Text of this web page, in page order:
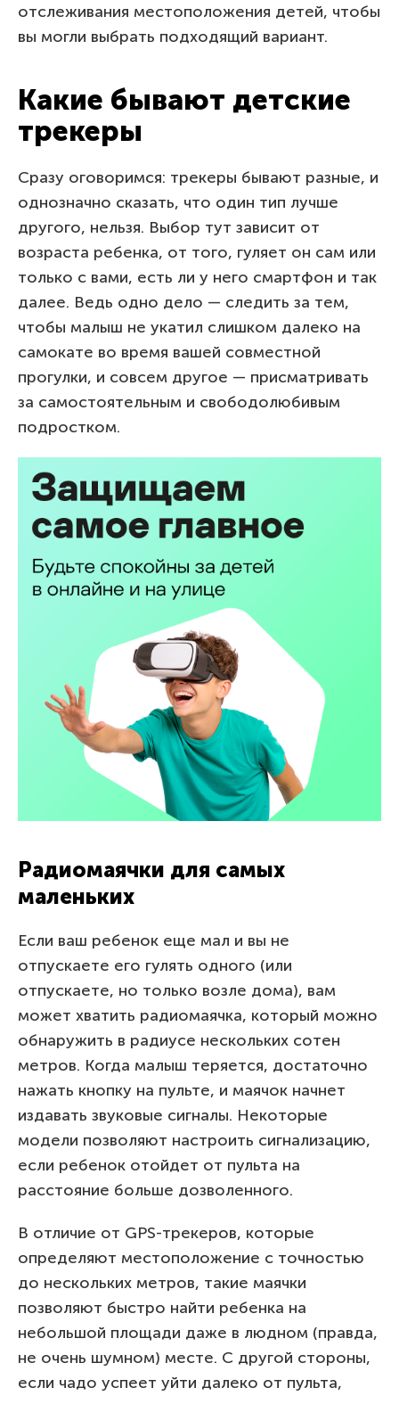
отслеживания местоположения детей, чтобы
вы могли выбрать подходящий вариант.
Какие бывают детские
трекеры
Сразу оговоримся: трекеры бывают разные, и
однозначно сказать, что один тип лучше
другого, нельзя. Выбор тут зависит от
возраста ребенка, от того, гуляет он сам или
только с вами, есть ли у него смартфон и так
далее. Ведь одно дело — следить за тем,
чтобы малыш не укатил слишком далеко на
самокате во время вашей совместной
прогулки, и совсем другое — присматривать
за самостоятельным и свободолюбивым
подростком.
Радиомаячки для самых
маленьких
Если ваш ребенок еще мал и вы не
отпускаете его гулять одного (или
отпускаете, но только возле дома), вам
может хватить радиомаячка, который можно
обнаружить в радиусе нескольких сотен
метров. Когда малыш теряется, достаточно
нажать кнопку на пульте, и маячок начнет
издавать звуковые сигналы. Некоторые
модели позволяют настроить сигнализацию,
если ребенок отойдет от пульта на
расстояние больше дозволенного.
В отличие от GPS-трекеров, которые
определяют местоположение с точностью
до нескольких метров, такие маячки
позволяют быстро найти ребенка на
небольшой площади даже в людном (правда,
не очень шумном) месте. С другой стороны,
если чадо успеет уйти далеко от пульта,